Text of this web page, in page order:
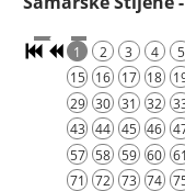
1 2 3 4 5
15
16 17 18
29
30 31 32
43
44 45 46
57
58 59 60 61
71
72 73 74